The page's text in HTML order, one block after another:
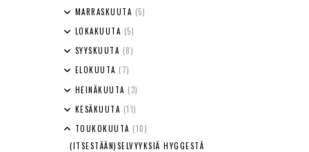
MARRASKUUTA (5)
LOKAKUUTA (5)
SYYSKUUTA (8)
ELOKUUTA (7)
HEINÄKUUTA (3)
KESÄKUUTA (11)
TOUKOKUUTA (10)
(ITSESTÄÄN)SELVYYKSIÄ HYGGESTÄ